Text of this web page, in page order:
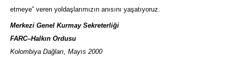
etmeye” veren yoldaşlarımızın anısını yaşatıyoruz.
Merkezi Genel Kurmay Sekreterliği
FARC–Halkın Ordusu
Kolombiya Dağları, Mayıs 2000